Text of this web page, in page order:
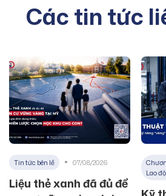
Các tin tức
Tin tức bên lề 07/08/2026
Liệu thẻ xanh đã đủ để
Lao